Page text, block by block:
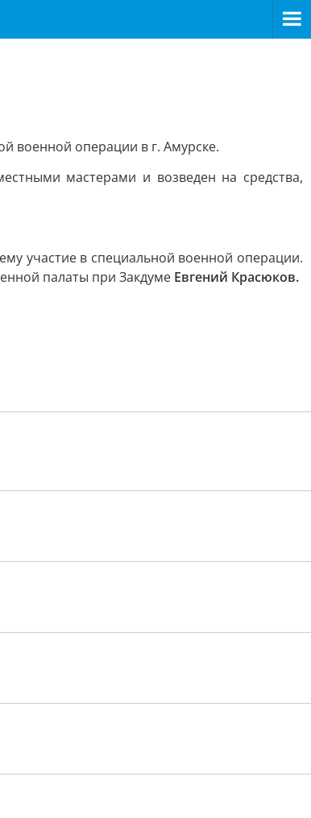
военной операции в г. Амурске.
мастерами и возведен на средства,
участие в специальной военной операции.
палаты при Закдуме Евгений Красюков.